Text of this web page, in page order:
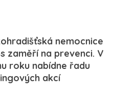
nemocnice
zaměří na prevenci. V
roku nabídne řadu
akcí